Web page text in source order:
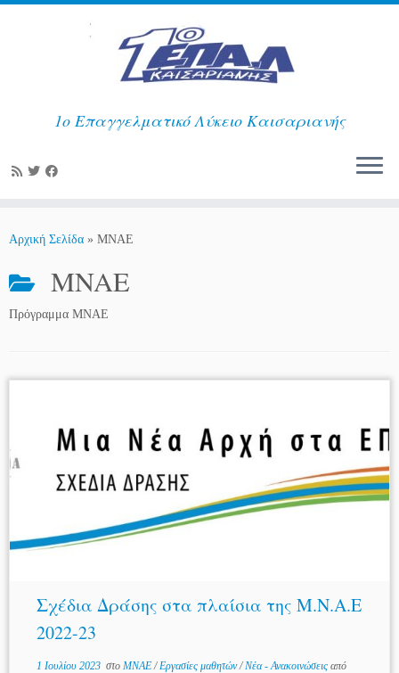
στο
1ο Επαγγελματικό Λύκειο Καισαριανής
Αρχική Σελίδα » MNAE
MNAE
Πρόγραμμα ΜΝΑΕ
Σχέδια Δράσης στα πλαίσια της Μ.Ν.Α.Ε
2022-23
1 Ιουλίου 2023στο MNAE/Εργασίες μαθητών/Νέα - Ανακοινώσεις από